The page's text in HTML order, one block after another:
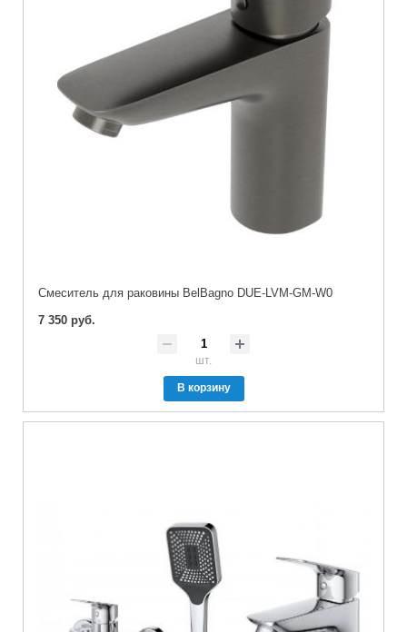
Смеситель для раковины BelBagno DUE-LVM-GM-W0
7 350 руб.
шт.
В корзину